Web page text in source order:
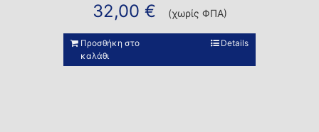
32,00 € (χωρίς ΦΠΑ)
Προσθήκη στο
καλάθι
Details